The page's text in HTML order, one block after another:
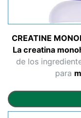
CREATINE
La creatina
de los
para